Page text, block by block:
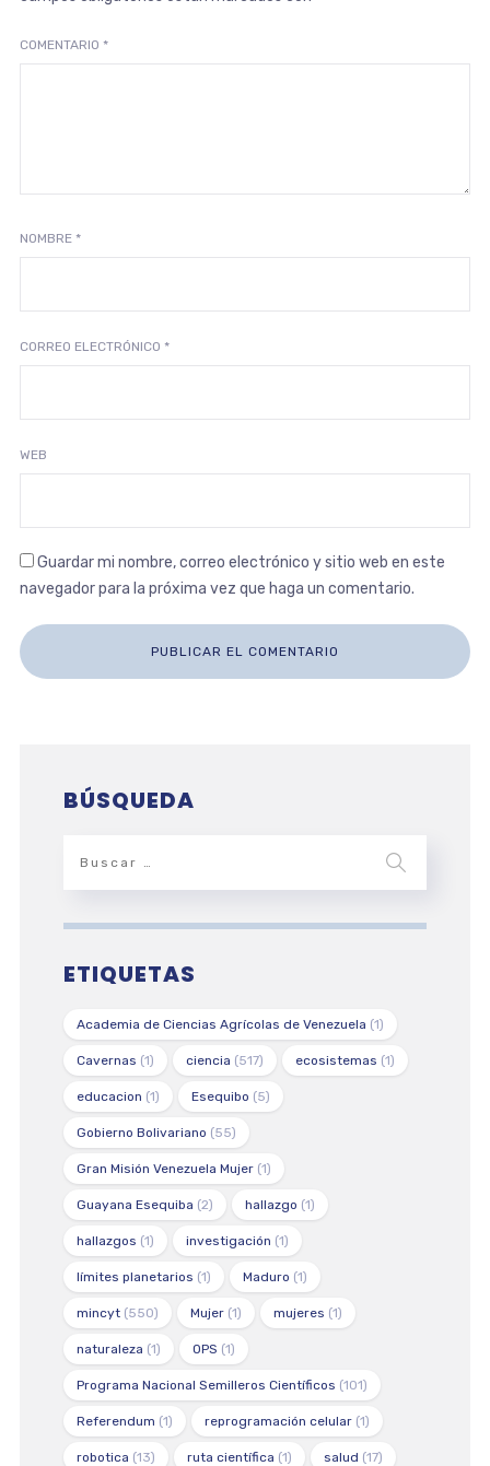
COMENTARIO *
NOMBRE *
CORREO ELECTRÓNICO *
WEB
Guardar mi nombre, correo electrónico y sitio web en este
navegador para la próxima vez que haga un comentario.
BÚSQUEDA
ETIQUETAS
Academia de Ciencias Agrícolas de Venezuela (1)
Cavernas (1) ciencia (517) ecosistemas (1)
educacion (1) Esequibo (5)
Gobierno Bolivariano (55)
Gran Misión Venezuela Mujer(1)
Guayana Esequiba (2) hallazgo (1)
hallazgos (1) investigación (1)
límites planetarios (1) Maduro (1)
mincyt(550) Mujer(1) mujeres (1)
naturaleza (1) OPS (1)
Programa Nacional Semilleros Científicos (101)
Referendum (1) reprogramación celular(1)
robotica (13) ruta científica (1) salud (17)